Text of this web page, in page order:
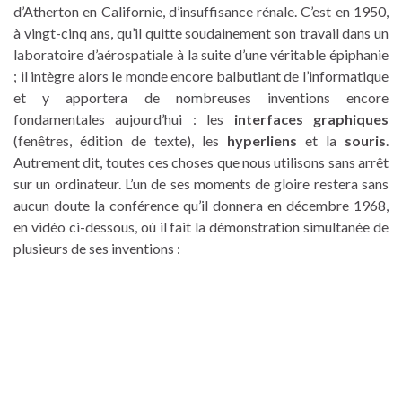
d’Atherton en Californie, d’insuffisance rénale. C’est en 1950,
à vingt-cinq ans, qu’il quitte soudainement son travail dans un
laboratoire d’aérospatiale à la suite d’une véritable épiphanie
; il intègre alors le monde encore balbutiant de l’informatique
et y apportera de nombreuses inventions encore
fondamentales aujourd’hui : les interfaces graphiques
(fenêtres, édition de texte), les hyperliens et la souris.
Autrement dit, toutes ces choses que nous utilisons sans arrêt
sur un ordinateur. L’un de ses moments de gloire restera sans
aucun doute la conférence qu’il donnera en décembre 1968,
en vidéo ci-dessous, où il fait la démonstration simultanée de
plusieurs de ses inventions :